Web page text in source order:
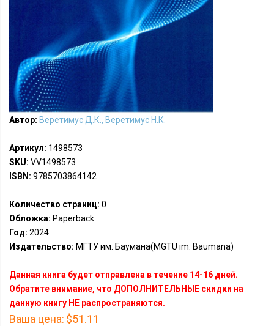
Автор: Веретимус Д.К., Веретимус Н.К.
Артикул: 1498573
SKU: VV1498573
ISBN: 9785703864142
Количество страниц: 0
Обложка: Paperback
Год: 2024
Издательство: МГТУ им. Баумана(MGTU im. Baumana)
Данная книга будет отправлена в течение 14-16 дней.
Обратите внимание, что ДОПОЛНИТЕЛЬНЫЕ скидки на
данную книгу НЕ распространяются.
Ваша цена: $51.11